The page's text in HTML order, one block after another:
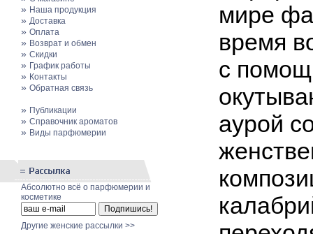
» Наша продукция
» Доставка
» Оплата
» Возврат и обмен
» Скидки
» График работы
» Контакты
» Обратная связь
» Публикации
» Cправочник ароматов
» Виды парфюмерии
Абсолютно всё о парфюмерии и
косметике
Другие женские рассылки >>
мире
время
с
аурой